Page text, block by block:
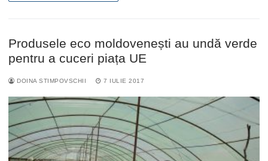
Produsele eco moldovenești au undă verde
pentru a cuceri piața UE
DOINA STIMPOVSCHII 7 IULIE 2017